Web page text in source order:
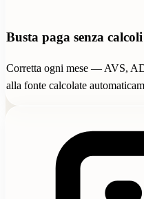
Busta paga senza calcoli
Corretta ogni mese — AVS,
alla fonte calcolate